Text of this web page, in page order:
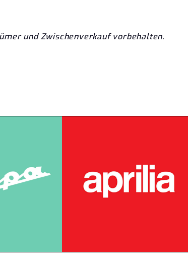
und Zwischenverkauf vorbehalten.